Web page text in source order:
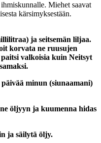
Miehet saavat
kärsimyksestään.
ja seitsemän liljaa.
korvata ne ruusujen
valkoisia kuin Neitsyt
minun (siunaamani)
öljyyn ja kuumenna hidas
ja säilytä öljy.